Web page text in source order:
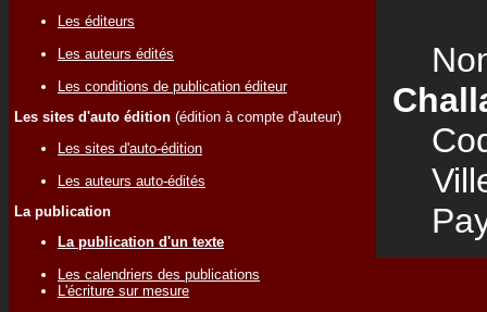
Les éditeurs
Les auteurs édités
Les conditions de publication éditeur
Les sites d'auto édition (édition à compte d'auteur)
Les sites d'auto-édition
Les auteurs auto-édités
La publication
La publication d'un texte
Les calendriers des publications
L'écriture sur mesure